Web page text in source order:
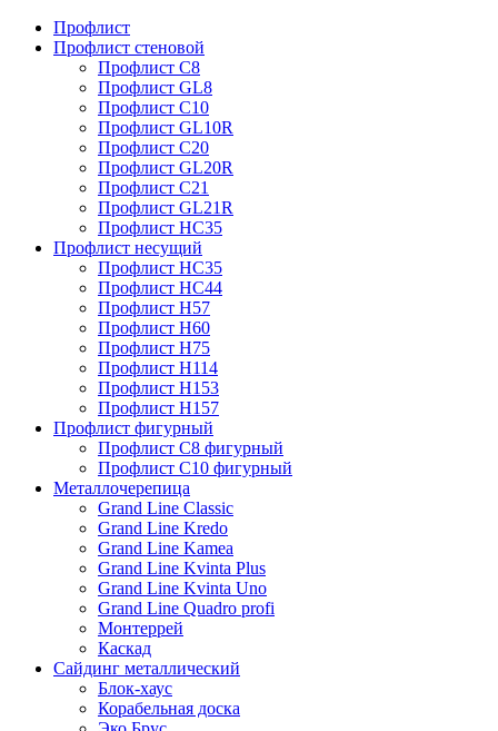
Профлист
Профлист стеновой
Профлист С8
Профлист GL8
Профлист С10
Профлист GL10R
Профлист С20
Профлист GL20R
Профлист С21
Профлист GL21R
Профлист НС35
Профлист несущий
Профлист НС35
Профлист НС44
Профлист Н57
Профлист Н60
Профлист Н75
Профлист Н114
Профлист Н153
Профлист Н157
Профлист фигурный
Профлист С8 фигурный
Профлист С10 фигурный
Металлочерепица
Grand Line Classic
Grand Line Kredo
Grand Line Kamea
Grand Line Kvinta Plus
Grand Line Kvinta Uno
Grand Line Quadro profi
Монтеррей
Каскад
Сайдинг металлический
Блок-хаус
Корабельная доска